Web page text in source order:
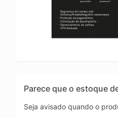
Parece que o estoque
Seja avisado quando o